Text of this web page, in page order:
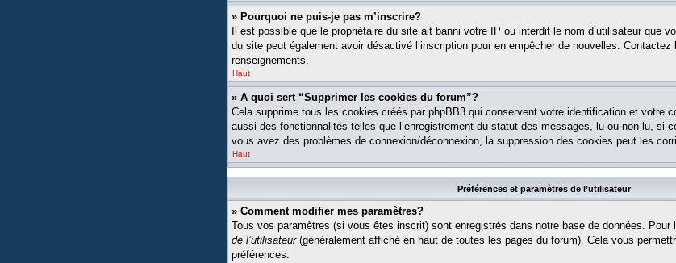
» Pourquoi ne puis-je pas m’inscrire?
Il est possible que le propriétaire du site ait banni votre IP ou interdit le nom d’utilisateur que
du site peut également avoir désactivé l’inscription pour en empêcher de nouvelles. Contactez
renseignements.
Haut
» A quoi sert “Supprimer les cookies du forum”?
Cela supprime tous les cookies créés par phpBB3 qui conservent votre identification et votre
aussi des fonctionnalités telles que l’enregistrement du statut des messages, lu ou non-lu, si
vous avez des problèmes de connexion/déconnexion, la suppression des cookies peut les
Haut
Préférences et paramètres de l’utilisateur
» Comment modifier mes paramètres?
Tous vos paramètres (si vous êtes inscrit) sont enregistrés dans notre base de données.
de l’utilisateur(généralement affiché en haut de toutes les pages du forum). Cela vous
préférences.